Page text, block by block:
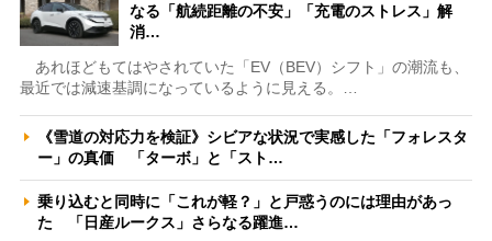
なる「航続距離の不安」「充電のストレス」解
消…
あれほどもてはやされていた「EV（BEV）シフト」の潮流も、
最近では減速基調になっているように見える。…
《雪道の対応力を検証》シビアな状況で実感した「フォレスタ
ー」の真価 「ターボ」と「スト…
乗り込むと同時に「これが軽？」と戸惑うのには理由があっ
た 「日産ルークス」さらなる躍進…